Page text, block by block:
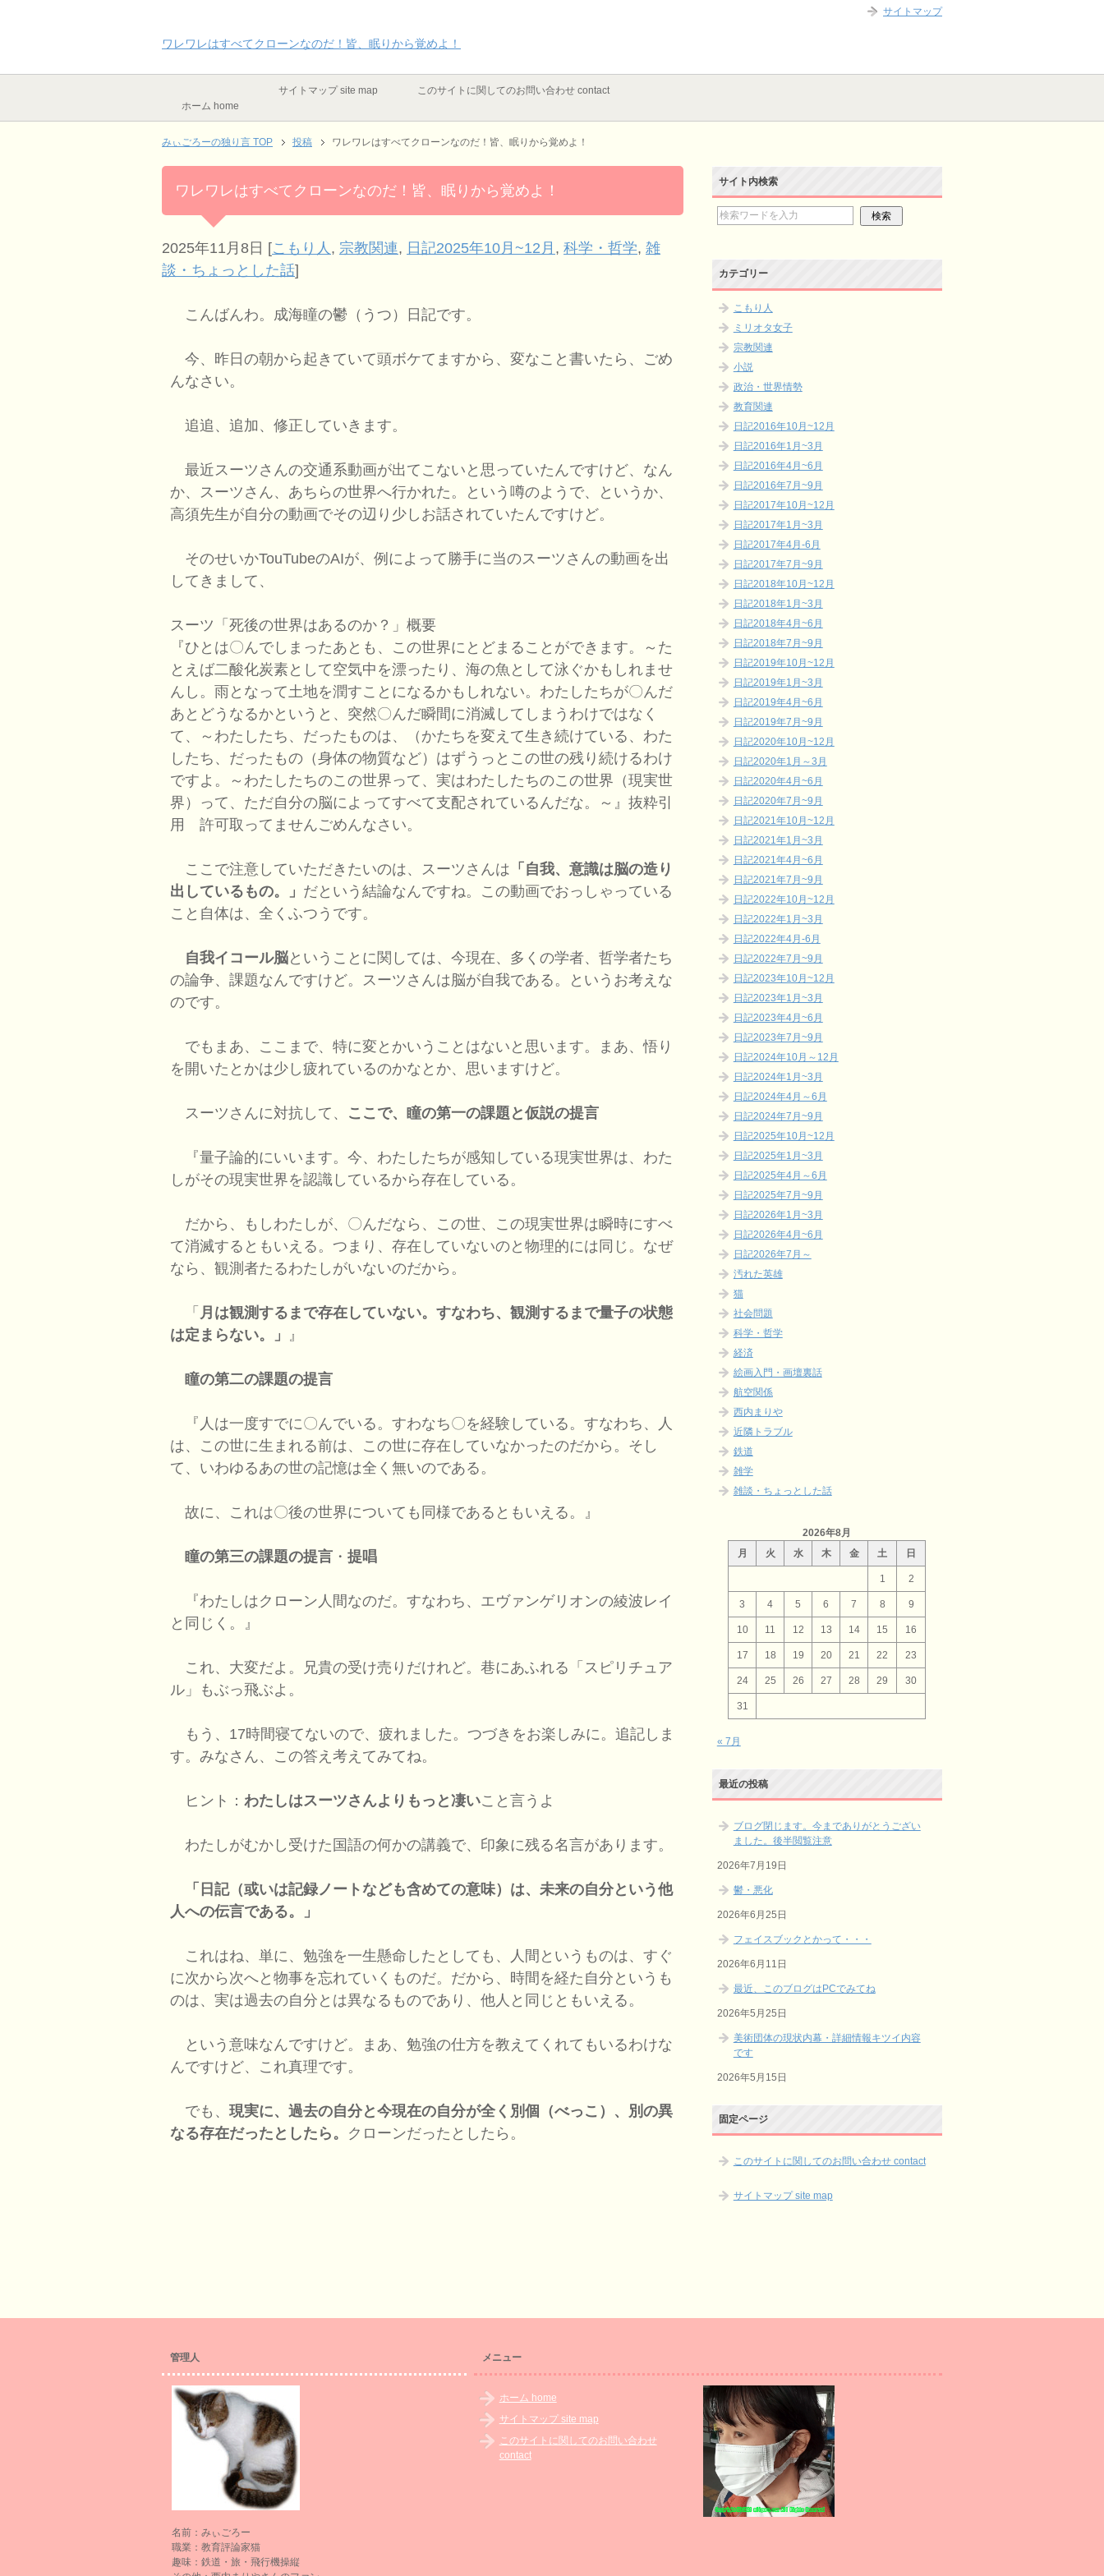
ワレワレはすべてクローンなのだ！皆、眠りから覚めよ！
ホーム home
サイトマップ site map このサイトに関してのお問い合わせ contact
みぃごろーの独り言 TOP 投稿 ワレワレはすべてクローンなのだ！皆、眠りから覚めよ！
ワレワレはすべてクローンなのだ！皆、眠りから覚めよ！
2025年11月8日 [こもり人 , 宗教関連, 日記2025年10月~12月 , 科学・哲学, 雑
談・ちょっとした話]
こんばんわ。成海瞳の鬱（うつ）日記です。
今、昨日の朝から起きていて頭ボケてますから、変なこと書いたら、ごめ
んなさい。
追追、追加、修正していきます。
最近スーツさんの交通系動画が出てこないと思っていたんですけど、なん
か、スーツさん、あちらの世界へ行かれた。という噂のようで、というか、
高須先生が自分の動画でその辺り少しお話されていたんですけど。
そのせいかTouTubeのAIが、例によって勝手に当のスーツさんの動画を出
してきまして、
スーツ「死後の世界はあるのか？」概要
『ひとは〇んでしまったあとも、この世界にとどまることができます。～た
とえば二酸化炭素として空気中を漂ったり、海の魚として泳ぐかもしれませ
んし。雨となって土地を潤すことになるかもしれない。わたしたちが〇んだ
あとどうなるかというと、突然〇んだ瞬間に消滅してしまうわけではなく
て、～わたしたち、だったものは、（かたちを変えて生き続けている、わた
したち、だったもの（身体の物質など）はずうっとこの世の残り続けるわけ
ですよ。～わたしたちのこの世界って、実はわたしたちのこの世界（現実世
界）って、ただ自分の脳によってすべて支配されているんだな。～』抜粋引
用 許可取ってませんごめんなさい。
ここで注意していただきたいのは、スーツさんは 「自我、意識は脳の造り
出しているもの。」 だという結論なんですね。この動画でおっしゃっている
こと自体は、全くふつうです。
自我イコール脳ということに関しては、今現在、多くの学者、哲学者たち
の論争、課題なんですけど。スーツさんは脳が自我である。というお考えな
のです。
でもまあ、ここまで、特に変とかいうことはないと思います。まあ、悟り
を開いたとかは少し疲れているのかなとか、思いますけど。
スーツさんに対抗して、 ここで、瞳の第一の課題と仮説の提言
『量子論的にいいます。今、わたしたちが感知している現実世界は、わた
しがその現実世界を認識しているから存在している。
だから、もしわたしが、〇んだなら、この世、この現実世界は瞬時にすべ
て消滅するともいえる。つまり、存在していないのと物理的には同じ。なぜ
なら、観測者たるわたしがいないのだから。
「 月は観測するまで存在していない。すなわち、観測するまで量子の状態
は定まらない。」
』
瞳の第二の課題の提言
『人は一度すでに〇んでいる。すわなち〇を経験している。すなわち、人
は、この世に生まれる前は、この世に存在していなかったのだから。そし
て、いわゆるあの世の記憶は全く無いのである。
故に、これは〇後の世界についても同様であるともいえる。』
瞳の第三の課題の提言 ・ 提唱
『わたしはクローン人間なのだ。すなわち、エヴァンゲリオンの綾波レイ
と同じく。』
これ、大変だよ。兄貴の受け売りだけれど。巷にあふれる「スピリチュア
ル」もぶっ飛ぶよ。
もう、17時間寝てないので、疲れました。つづきをお楽しみに。追記しま
す。みなさん、この答え考えてみてね。
ヒント： わたしはスーツさんよりもっと凄いこと言うよ
わたしがむかし受けた国語の何かの講義で、印象に残る名言があります。
「日記（或いは記録ノートなども含めての意味）は、未来の自分という他
人への伝言である。」
これはね、単に、勉強を一生懸命したとしても、人間というものは、すぐ
に次から次へと物事を忘れていくものだ。だから、時間を経た自分というも
のは、実は過去の自分とは異なるものであり、他人と同じともいえる。
という意味なんですけど。まあ、勉強の仕方を教えてくれてもいるわけな
んですけど、これ真理です。
でも、 現実に、過去の自分と今現在の自分が全く別個（べっこ）、別の異
なる存在だったとしたら。 クローンだったとしたら。
サイト内検索
カテゴリー
こもり人
ミリオタ女子
宗教関連
小説
政治・世界情勢
教育関連
日記2016年10月~12月
日記2016年1月~3月
日記2016年4月~6月
日記2016年7月~9月
日記2017年10月~12月
日記2017年1月~3月
日記2017年4月-6月
日記2017年7月~9月
日記2018年10月~12月
日記2018年1月~3月
日記2018年4月~6月
日記2018年7月~9月
日記2019年10月~12月
日記2019年1月~3月
日記2019年4月~6月
日記2019年7月~9月
日記2020年10月~12月
日記2020年1月～3月
日記2020年4月~6月
日記2020年7月~9月
日記2021年10月~12月
日記2021年1月~3月
日記2021年4月~6月
日記2021年7月~9月
日記2022年10月~12月
日記2022年1月~3月
日記2022年4月-6月
日記2022年7月~9月
日記2023年10月~12月
日記2023年1月~3月
日記2023年4月~6月
日記2023年7月~9月
日記2024年10月～12月
日記2024年1月~3月
日記2024年4月～6月
日記2024年7月~9月
日記2025年10月~12月
日記2025年1月~3月
日記2025年4月～6月
日記2025年7月~9月
日記2026年1月~3月
日記2026年4月~6月
日記2026年7月～
汚れた英雄
猫
社会問題
科学・哲学
経済
絵画入門・画壇裏話
航空関係
西内まりや
近隣トラブル
鉄道
雑学
雑談・ちょっとした話
2026年8月
月
火 水 木 金 土 日
1 2
3 4 5 6 7 8 9
10 11 12 13 14 15 16
17 18 19 20 21 22 23
24 25 26 27 28 29 30
31
« 7月
最近の投稿
ブログ閉じます。今までありがとうござい
ました。後半閲覧注意
2026年7月19日
鬱・悪化
2026年6月25日
フェイスブックとかって・・・
2026年6月11日
最近、このブログはPCでみてね
2026年5月25日
美術団体の現状内幕・詳細情報キツイ内容
です
2026年5月15日
固定ページ
このサイトに関してのお問い合わせ contact
サイトマップ site map
管理人
名前：みぃごろー
職業：教育評論家猫
趣味：鉄道・旅・飛行機操縦
メニュー
ホーム home
サイトマップ site map
このサイトに関してのお問い合わせ
contact
サイトマップ